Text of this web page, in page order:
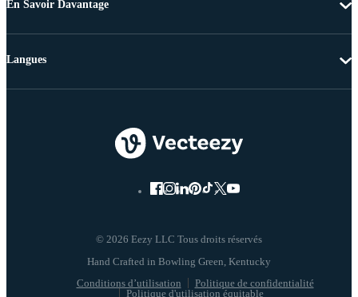
En Savoir Davantage
© 2026 Eezy LLC Tous droits réservés
Conditions d’utilisation
Politique de confidentialité
Politique d'utilisation équitable
Langues